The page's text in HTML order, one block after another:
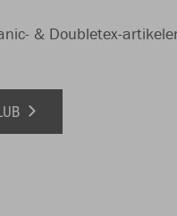
& Doubletex-